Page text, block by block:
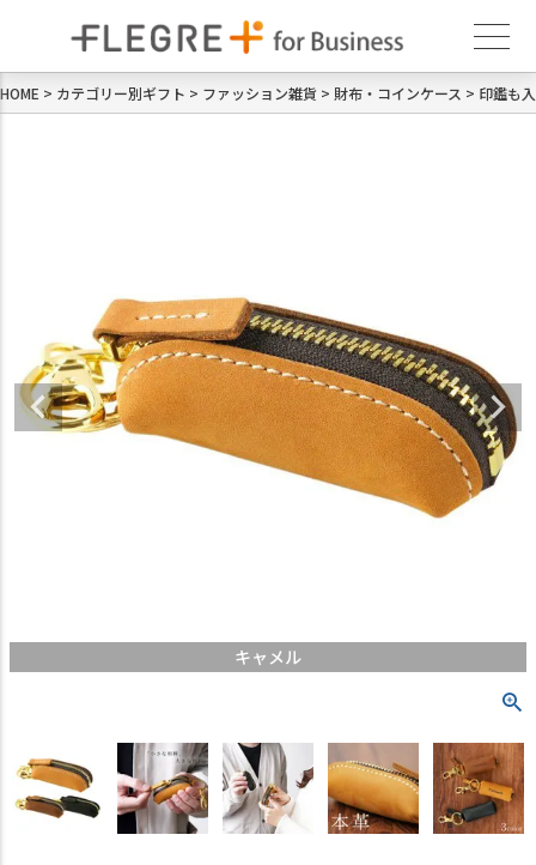
HOME カテゴリー別ギフト ファッション雑貨 財布・コインケース 印鑑も
キャメル